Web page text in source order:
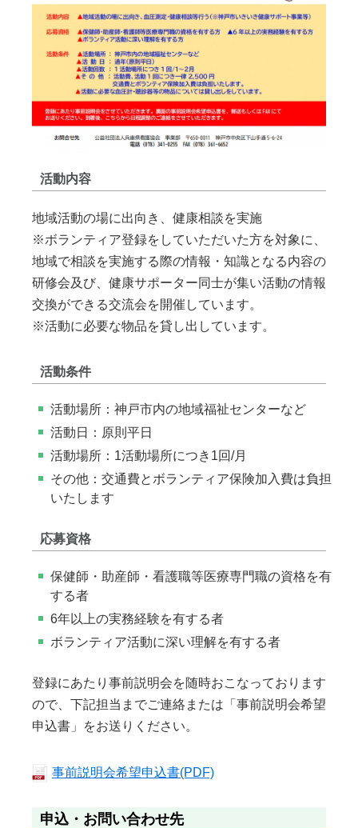
活動内容
地域活動の場に出向き、健康相談を実施
※ボランティア登録をしていただいた方を対象に、
地域で相談を実施する際の情報・知識となる内容の
研修会及び、健康サポーター同士が集い活動の情報
交換ができる交流会を開催しています。
※活動に必要な物品を貸し出しています。
活動条件
活動場所：神戸市内の地域福祉センターなど
活動日：原則平日
活動場所：1活動場所につき1回/月
その他：交通費とボランティア保険加入費は負担
いたします
応募資格
保健師・助産師・看護職等医療専門職の資格を有
する者
6年以上の実務経験を有する者
ボランティア活動に深い理解を有する者
登録にあたり事前説明会を随時おこなっております
ので、下記担当までご連絡または「事前説明会希望
申込書」をお送りください。
事前説明会希望申込書(PDF)
申込・お問い合わせ先